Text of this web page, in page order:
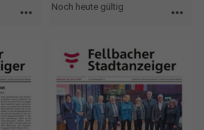
more_horiz Noch heute gültig more_horiz